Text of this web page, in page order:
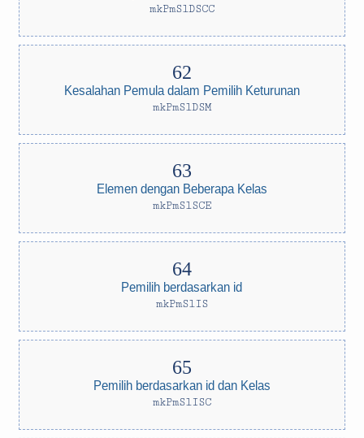
mkPmSlDSCC
Kesalahan Pemula dalam Pemilih Keturunan
mkPmSlDSM
Elemen dengan Beberapa Kelas
mkPmSlSCE
Pemilih berdasarkan id
mkPmSlIS
Pemilih berdasarkan id dan Kelas
mkPmSlISC